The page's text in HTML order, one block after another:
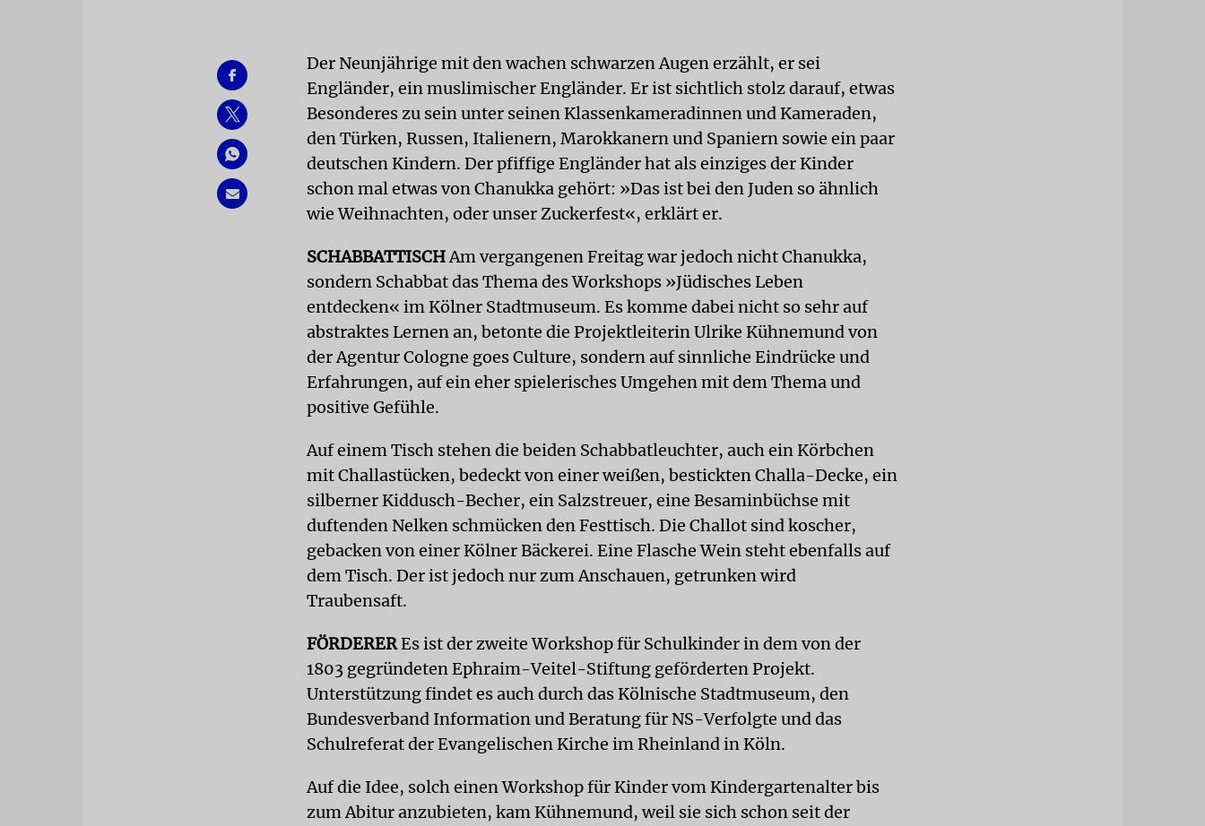
Der Neunjährige mit den wachen schwarzen Augen erzählt, er sei
Engländer, ein muslimischer Engländer. Er ist sichtlich stolz darauf, etwas
Besonderes zu sein unter seinen Klassenkameradinnen und Kameraden,
den Türken, Russen, Italienern, Marokkanern und Spaniern sowie ein paar
deutschen Kindern. Der pfiffige Engländer hat als einziges der Kinder
schon mal etwas von Chanukka gehört: »Das ist bei den Juden so ähnlich
wie Weihnachten, oder unser Zuckerfest«, erklärt er.
SCHABBATTISCHAm vergangenen Freitag war jedoch nicht Chanukka,
sondern Schabbat das Thema des Workshops »Jüdisches Leben
entdecken« im Kölner Stadtmuseum. Es komme dabei nicht so sehr auf
abstraktes Lernen an, betonte die Projektleiterin Ulrike Kühnemund von
der Agentur Cologne goes Culture, sondern auf sinnliche Eindrücke und
Erfahrungen, auf ein eher spielerisches Umgehen mit dem Thema und
positive Gefühle.
Auf einem Tisch stehen die beiden Schabbatleuchter, auch ein Körbchen
mit Challastücken, bedeckt von einer weißen, bestickten Challa-Decke, ein
silberner Kiddusch-Becher, ein Salzstreuer, eine Besaminbüchse mit
duftenden Nelken schmücken den Festtisch. Die Challot sind koscher,
gebacken von einer Kölner Bäckerei. Eine Flasche Wein steht ebenfalls auf
dem Tisch. Der ist jedoch nur zum Anschauen, getrunken wird
Traubensaft.
FÖRDEREREs ist der zweite Workshop für Schulkinder in dem von der
1803 gegründeten Ephraim-Veitel-Stiftung geförderten Projekt.
Unterstützung findet es auch durch das Kölnische Stadtmuseum, den
Bundesverband Information und Beratung für NS-Verfolgte und das
Schulreferat der Evangelischen Kirche im Rheinland in Köln.
Auf die Idee, solch einen Workshop für Kinder vom Kindergartenalter bis
zum Abitur anzubieten, kam Kühnemund, weil sie sich schon seit der